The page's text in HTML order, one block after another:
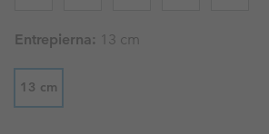
Entrepierna: 13 cm
13 cm